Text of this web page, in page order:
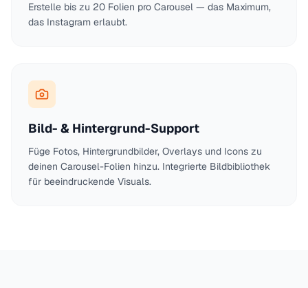
Erstelle bis zu 20 Folien pro Carousel — das Maximum,
das Instagram erlaubt.
Bild- & Hintergrund-Support
Füge Fotos, Hintergrundbilder, Overlays und Icons zu
deinen Carousel-Folien hinzu. Integrierte Bildbibliothek
für beeindruckende Visuals.